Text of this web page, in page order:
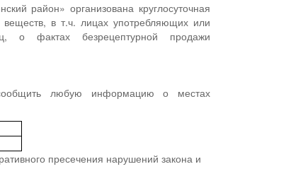
район» организована круглосуточная
в т.ч. лицах употребляющих или
о фактах безрецептурной продажи
любую информацию о местах
пресечения нарушений закона и